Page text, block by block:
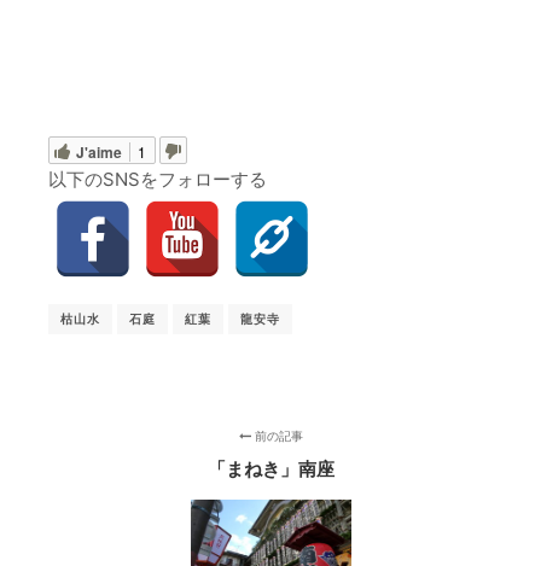
J'aime 1
以下のSNSをフォローする
枯山水 石庭 紅葉 龍安寺
前の記事
「まねき」南座